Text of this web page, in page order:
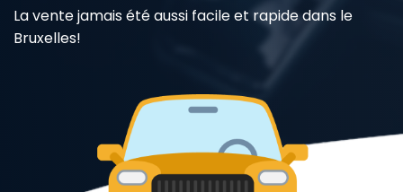
La vente jamais été aussi facile et rapide dans le
Bruxelles!